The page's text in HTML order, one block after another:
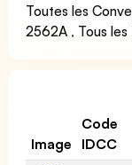
Toutes les
2562A , Tous
Image
Code
IDCC